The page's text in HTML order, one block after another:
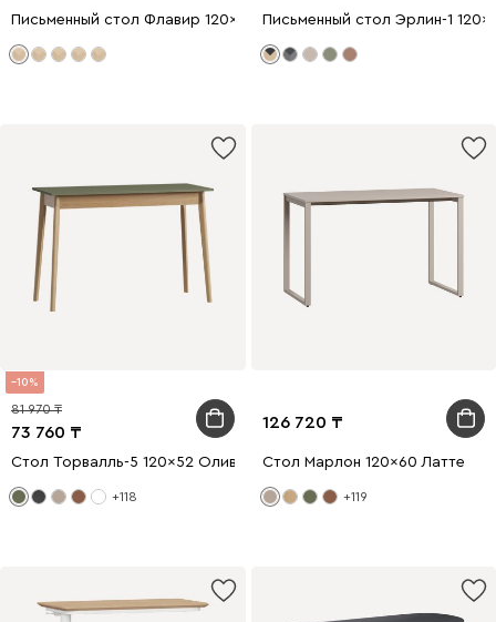
Письменный стол Флавир 120x60 РотангПисьменный стол Эрлин-1
10
73 760
81 970
Стол Торвалль-5 120x52 Оливковый/Натуральный
+118
126 720
Стол Марлон 120x60 Латте
+119